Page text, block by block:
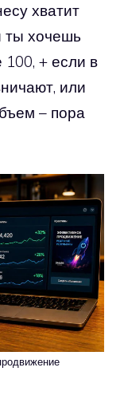
хватит
ты хочешь
100, + если в
или
– пора